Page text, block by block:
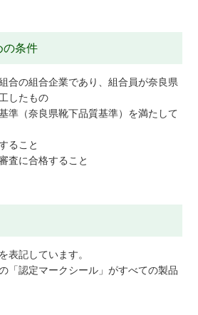
の条件
合の組合企業であり、組合員が奈良県
したもの
準（奈良県靴下品質基準）を満たして
ること
査に合格すること
表記しています。
「認定マークシール」がすべての製品